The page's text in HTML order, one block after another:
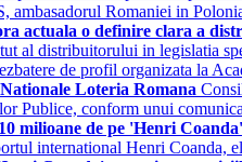
ambasadorul Romaniei in
actuala o definire clara a
al distribuitorului in legislatia
de profil organizata la
Loteria Romana
Publice, conform unui
de pe 'Henri
international Henri